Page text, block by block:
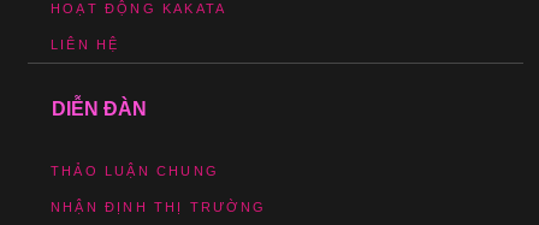
HOẠT ĐỘNG KAKATA
LIÊN HỆ
DIỄN ĐÀN
THẢO LUẬN CHUNG
NHẬN ĐỊNH THỊ TRƯỜNG